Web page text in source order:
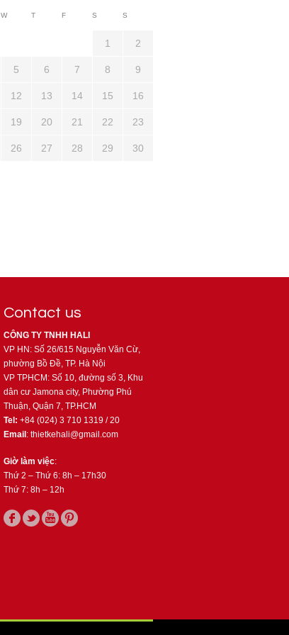
W T F S S
1 2
5 6 7 8 9
12 13 14 15 16
19 20 21 22 23
26 27 28 29 30
Contact us
CÔNG TY TNHH HALI
VP HN: Số 26/615 Nguyễn Văn Cừ,
phường Bồ Đề, TP. Hà Nội
VP TPHCM: Số 10, đường số 3, Khu
dân cư Jamona city, Phường Phú
Thuận, Quận 7, TP.HCM
Tel: +84 (024) 3 710 1319 / 20
Email : thietkehali@gmail.com
Giờ làm việc:
Thứ 2 – Thứ 6: 8h – 17h30
Thứ 7: 8h – 12h